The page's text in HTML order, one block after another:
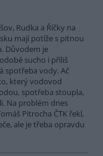
Rudka a Říčky na
mají potíže s pitnou
Důvodem je
sucho i příliš
spotřeba vody. Ač
který vodovod
spotřeba stoupla,
Na problém dnes
Pitrocha ČTK řekl,
ale je třeba opravdu